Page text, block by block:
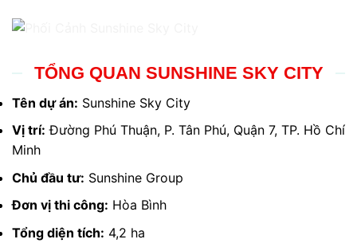
TỔNG QUAN SUNSHINE SKY CITY
Tên dự án: Sunshine Sky City
Vị trí: Đường Phú Thuận, P. Tân Phú, Quận 7, TP. Hồ Chí
Minh
Chủ đầu tư: Sunshine Group
Đơn vị thi công: Hòa Bình
Tổng diện tích: 4,2 ha